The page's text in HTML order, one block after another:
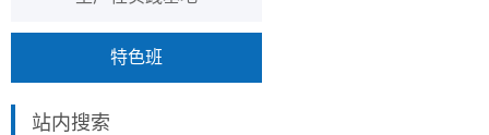
特色班
站内搜索